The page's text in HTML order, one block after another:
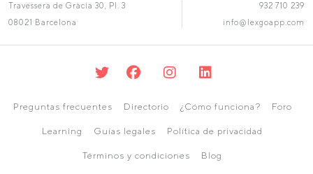
Travessera de Gràcia 30, Pl. 3
08021 Barcelona
932 710 239
info@lexgoapp.com
Preguntas frecuentes Directorio ¿Cómo funciona? Foro
Learning Guías legales Política de privacidad
Términos y condiciones Blog